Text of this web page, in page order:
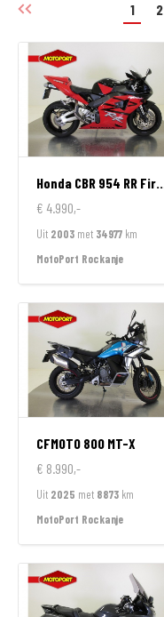
1 2
Honda CBR 954 RR FireBlade
€ 4.990,-
Uit 2003 met 34977 km
MotoPort Rockanje
CFMOTO 800 MT-X
€ 8.990,-
Uit 2025 met 8873 km
MotoPort Rockanje